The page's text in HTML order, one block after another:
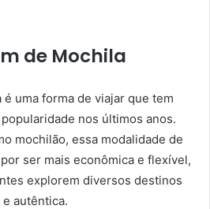
de Mochila
uma forma de viajar que tem
nos últimos anos.
mochilão, essa modalidade de
ser mais econômica e flexível,
explorem diversos destinos
autêntica.